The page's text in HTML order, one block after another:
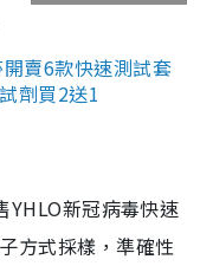
賣6款快速測試套
劑買2送1
YHLO新冠病毒快速
方式採樣，準確性